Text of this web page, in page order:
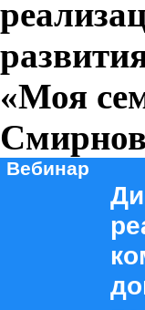
«Моя
Вебинар